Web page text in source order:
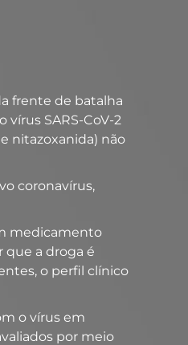
frente de batalha
SARS-CoV-2
nitazoxanida) não
coronavírus,
medicamento
que a droga é
o perfil clínico
o vírus em
por meio